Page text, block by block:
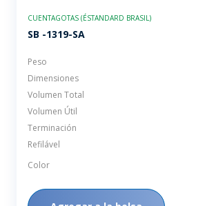
CUENTAGOTAS (ÉSTANDARD BRASIL)
Peso
Dimensiones
Volumen Total
Volumen Útil
Terminación
Refilável